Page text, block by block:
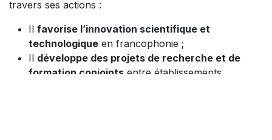
travers ses actions :
Il favorise l’innovation scientifique et
technologique en francophonie ;
Il développe des projets de recherche et de
formation conjoints entre établissements